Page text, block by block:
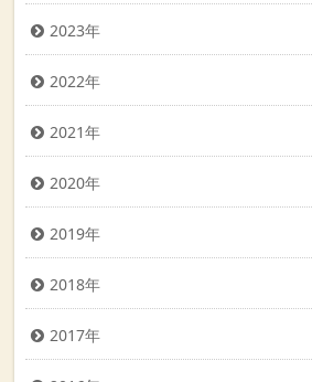
2023年
2022年
2021年
2020年
2019年
2018年
2017年